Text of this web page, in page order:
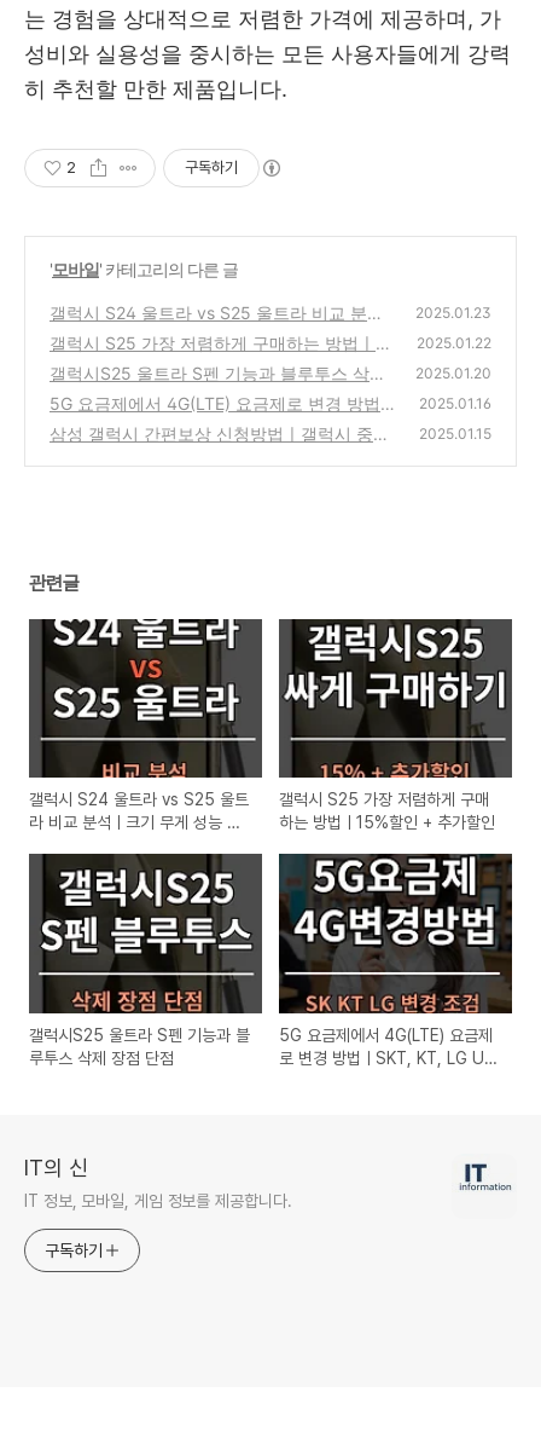
는 경험을 상대적으로 저렴한 가격에 제공하며, 가
성비와 실용성을 중시하는 모든 사용자들에게 강력
히 추천할 만한 제품입니다.
2 구독하기
'모바일' 카테고리의 다른 글
갤럭시 S24 울트라 vs S25 울트라 비교 분석
ㅣ크기 무게 성능 용량 등
(2)
2025.01.23
갤럭시 S25 가장 저렴하게 구매하는 방법ㅣ1
5%할인 + 추가할인
(1)
2025.01.22
갤럭시S25 울트라 S펜 기능과 블루투스 삭제
장점 단점
(0)
2025.01.20
5G 요금제에서 4G(LTE) 요금제로 변경 방법
ㅣSKT, KT, LG U+ 공시지원금 선택약정 변경
2025.01.16
삼성 갤럭시 간편보상 신청방법ㅣ갤럭시 중고
2025.01.15
관련글
갤럭시 S24 울트라 vs S25 울트
라 비교 분석ㅣ크기 무게 성능 용
갤럭시 S25 가장 저렴하게 구매
하는 방법ㅣ15%할인 + 추가할인
갤럭시S25 울트라 S펜 기능과 블
루투스 삭제 장점 단점
5G 요금제에서 4G(LTE) 요금제
로 변경 방법ㅣSKT, KT, LG U+
IT의 신
IT 정보, 모바일, 게임 정보를 제공합니다.
구독하기